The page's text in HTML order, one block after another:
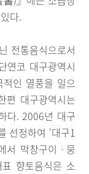
다.
전통음식으로서
연코 대구광역시
인 열풍을 일으
편 대구광역시는
다. 2006년 대구
선정하여 ‘대구1
서 막창구이ㆍ뭉
향토음식은 소